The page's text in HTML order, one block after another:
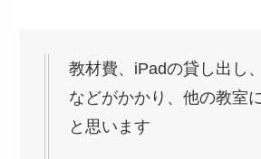
教材費、iPadの貸し出し
などがかかり、他の教室
と思います